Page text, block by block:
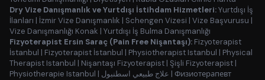
Dry Vize Danışmanlık ve Yurtdışı İstihdam Hizmetleri:Yurtdışı İş
İlanları | İzmir Vize Danışmanlık | Schengen Vizesi | Vize Başvurusu |
Vize Danışmanlığı Konak | Yurtdışı İş Bulma Danışmanlığı
Fizyoterapist Ersin Saraç (Pain Free Nişantaşı): Fizyoterapist
İstanbul | Fizyoterapist İstanbul | Physiotherapist Istanbul | Physical
Therapist Istanbul | Nişantaşı Fizyoterapist | Şişli Fizyoterapist |
Physiotherapie Istanbul | علاج طبيعي اسطنبول | Физиотерапевт